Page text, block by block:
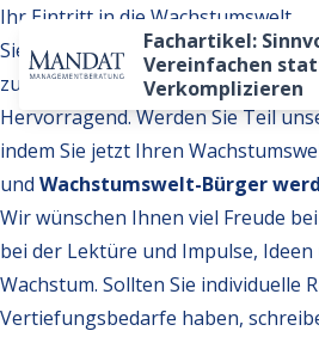
Fachartikel:
Vereinfachen
Verkomplizieren
Ihr Eintritt in die Wachstumswelt
Sie möchten auf weitere Inhalte der
zugreifen?
Hervorragend. Werden Sie Teil
indem Sie jetzt Ihren
und Wachstumswelt-Bürger
Wir wünschen Ihnen viel Freude
bei der Lektüre und Impulse,
Wachstum. Sollten Sie individuelle
Vertiefungsbedarfe haben,